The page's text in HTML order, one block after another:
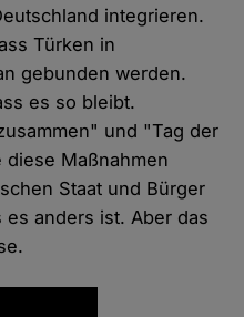
integrieren.
Türken in
gebunden werden.
es so bleibt.
und "Tag der
Maßnahmen
Staat und Bürger
anders ist. Aber das